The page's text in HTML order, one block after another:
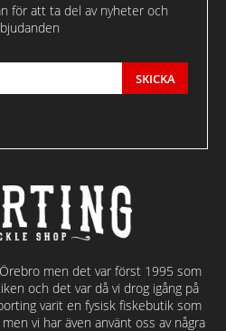
för att ta del av nyheter och
SKICKA
men det var först 1995 som
och det var då vi drog igång på
varit en fysisk fiskebutik som
vi har även använt oss av några